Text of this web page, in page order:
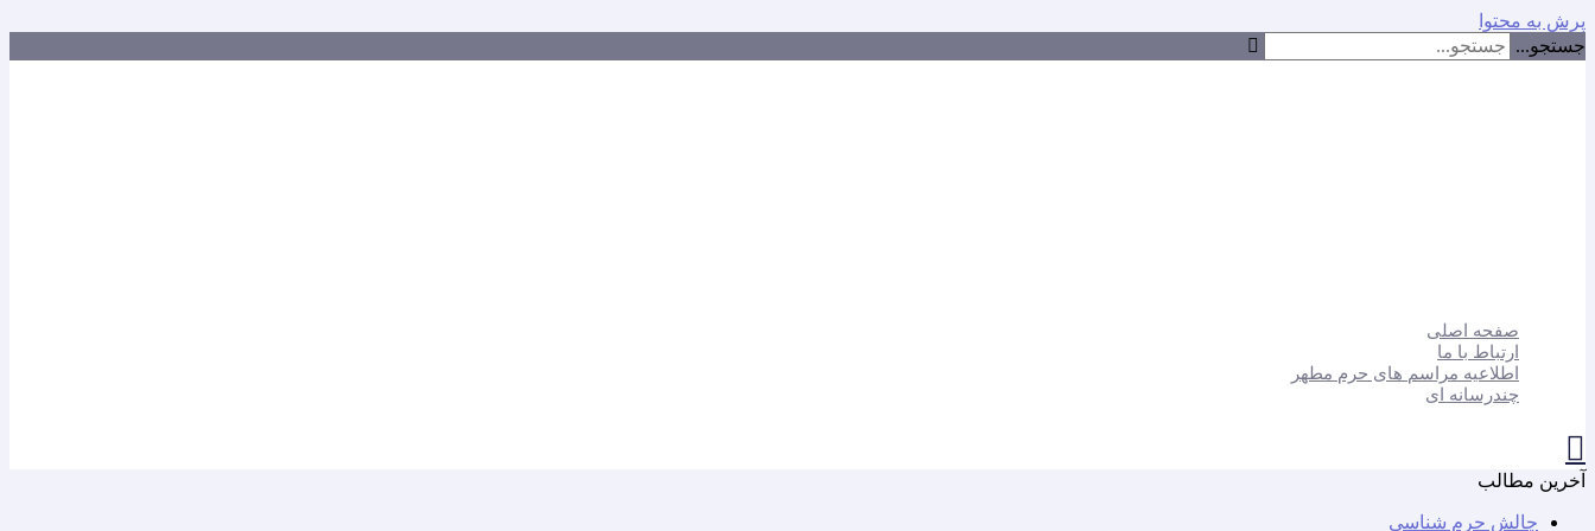
پرش به محتوا
جستجو...
صفحه اصلی
ارتباط با ما
اطلاعیه مراسم های حرم مطهر
چندرسانه ای
آخرین مطالب
چالش حرم شناسی